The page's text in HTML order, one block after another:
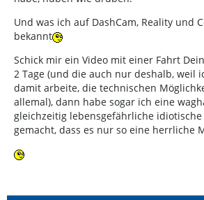
Und was ich auf DashCam, Reality und
bekannt
Schick mir ein Video mit einer Fahrt
2 Tage (und die auch nur deshalb, weil
damit arbeite, die technischen
allemal), dann habe sogar ich eine
gleichzeitig lebensgefährliche
gemacht, dass es nur so eine herrliche